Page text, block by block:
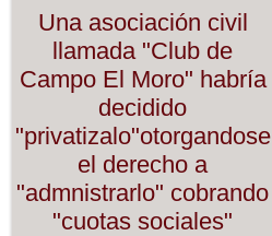
Una asociación civil
llamada "Club de
Campo El Moro" habría
decidido
"privatizalo"otorgandose
el derecho a
"admnistrarlo" cobrando
"cuotas sociales"